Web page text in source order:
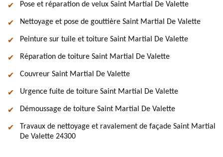
Pose et réparation de velux Saint Martial De Valette
Nettoyage et pose de gouttière Saint Martial De Valette
Peinture sur tuile et toiture Saint Martial De Valette
Réparation de toiture Saint Martial De Valette
Couvreur Saint Martial De Valette
Urgence fuite de toiture Saint Martial De Valette
Démoussage de toiture Saint Martial De Valette
Travaux de nettoyage et ravalement de façade Saint Martial
De Valette 24300